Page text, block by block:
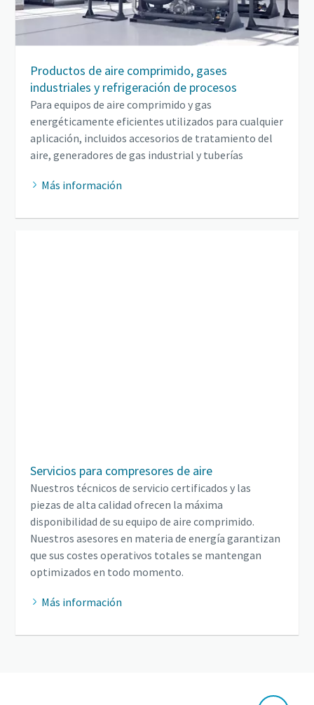
Productos de aire comprimido, gases
industriales y refrigeración de procesos
Para equipos de aire comprimido y gas
energéticamente eficientes utilizados para cualquier
aplicación, incluidos accesorios de tratamiento del
aire, generadores de gas industrial y tuberías
Más información
Servicios para compresores de aire
Nuestros técnicos de servicio certificados y las
piezas de alta calidad ofrecen la máxima
disponibilidad de su equipo de aire comprimido.
Nuestros asesores en materia de energía garantizan
que sus costes operativos totales se mantengan
optimizados en todo momento.
Más información